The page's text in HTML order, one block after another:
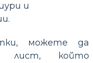
и
можете да
лист, който